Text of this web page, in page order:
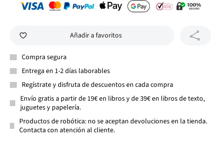
Añadir a favoritos
Compra segura
Entrega en 1-2 días laborables
Regístrate y disfruta de descuentos en cada compra
Envío gratis a partir de 19€ en libros y de 39€ en libros de texto,
juguetes y papelería.
Productos de robótica: no se aceptan devoluciones en la tienda.
Contacta con atención al cliente.